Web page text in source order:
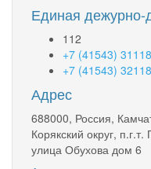
Единая дежурно-
112
+7 (41543) 31118
+7 (41543) 32118
Адрес
688000, Россия,
Корякский округ,
улица Обухова дом 6